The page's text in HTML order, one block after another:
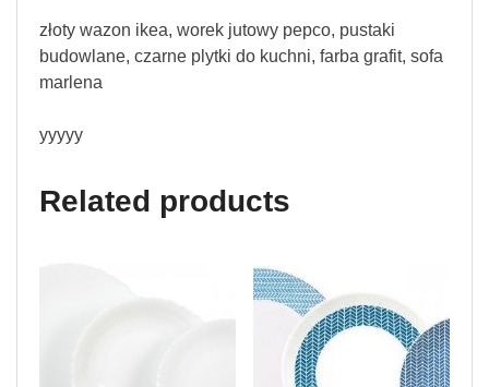
złoty wazon ikea, worek jutowy pepco, pustaki
budowlane, czarne plytki do kuchni, farba grafit, sofa
marlena
yyyyy
Related products